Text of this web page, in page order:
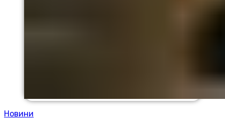
Новини